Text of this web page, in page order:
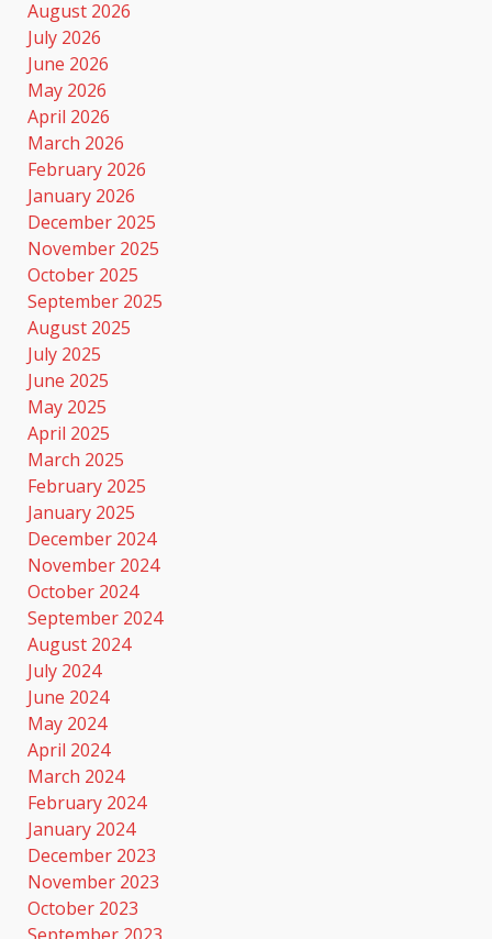
August 2026
July 2026
June 2026
May 2026
April 2026
March 2026
February 2026
January 2026
December 2025
November 2025
October 2025
September 2025
August 2025
July 2025
June 2025
May 2025
April 2025
March 2025
February 2025
January 2025
December 2024
November 2024
October 2024
September 2024
August 2024
July 2024
June 2024
May 2024
April 2024
March 2024
February 2024
January 2024
December 2023
November 2023
October 2023